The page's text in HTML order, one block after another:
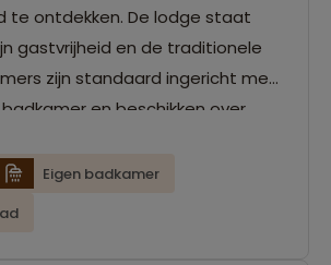
te ontdekken. De lodge staat
gastvrijheid en de traditionele
zijn standaard ingericht met
en beschikken over
bieden volop gelegenheid om te
Eigen badkamer